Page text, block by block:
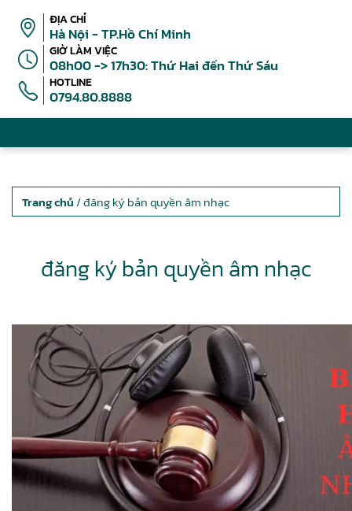
ĐỊA CHỈ
Hà Nội - TP.Hồ Chí Minh
GIỜ LÀM VIỆC
08h00 -> 17h30: Thứ Hai đến Thứ Sáu
HOTLINE
0794.80.8888
Trang chủ / đăng ký bản quyền âm nhạc
đăng ký bản quyền âm nhạc